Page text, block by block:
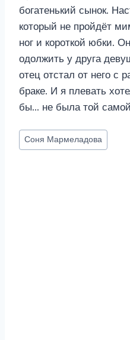
богатенький сынок.
который не пройдёт
ног и короткой юбки.
одолжить у друга
отец отстал от него с
браке. И я плевать
бы… не была той
Метки
записи:
Соня Мармеладова